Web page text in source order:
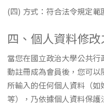
(四) 方式：符合法令規定範
四、個人資料修
當您在國立政治大學公共
動註冊成為會員後，您可
所輸入的任何個人資料（
等），乃依據個人資料保